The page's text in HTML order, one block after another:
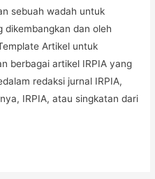
sebuah wadah untuk
dan oleh
Artikel untuk
berbagai artikel IRPIA yang
redaksi jurnal IRPIA,
IRPIA, atau singkatan dari